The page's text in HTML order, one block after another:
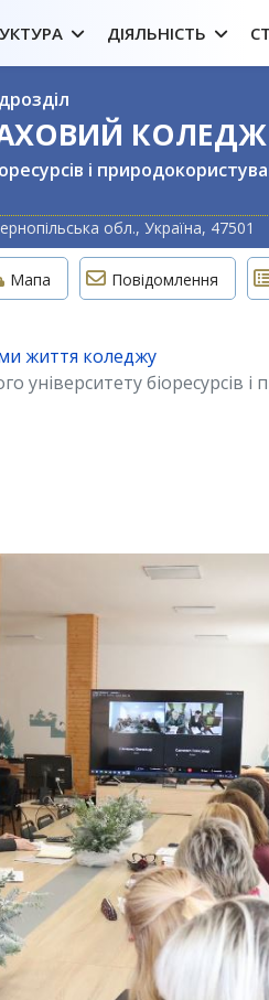
ДІЯЛЬНІСТЬ
КОЛЕДЖ
і
обл., Україна, 47501
Мапа Повідомлення
життя коледжу
університету